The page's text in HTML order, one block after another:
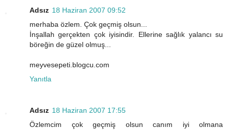
Adsız 18 Haziran 2007 09:52
merhaba özlem. Çok geçmiş olsun...
İnşallah gerçekten çok iyisindir. Ellerine sağlık yalancı su
böreğin de güzel olmuş...
meyvesepeti.blogcu.com
Yanıtla
Adsız 18 Haziran 2007 17:55
Özlemcim çok geçmiş olsun canım iyi olmana